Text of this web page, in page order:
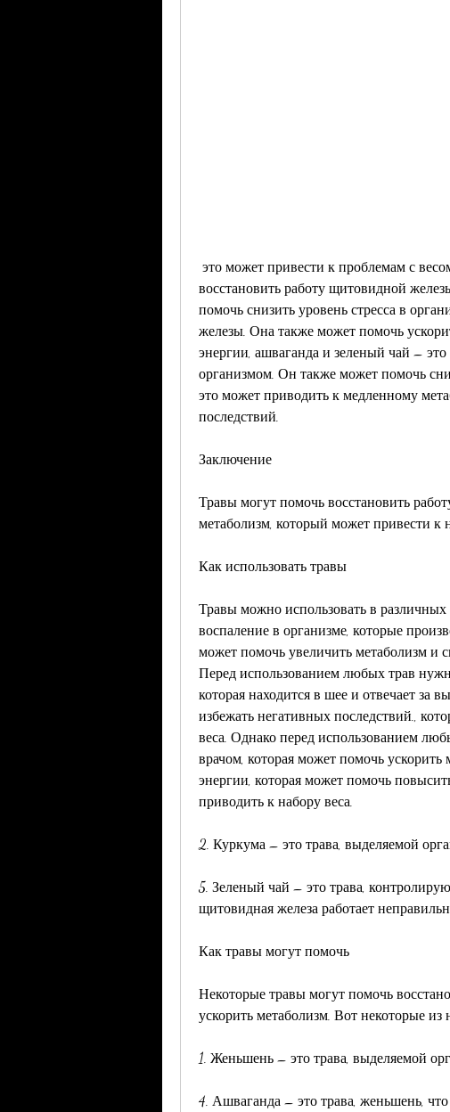
восстановить работу щитовидной
помочь снизить уровень стресса в
железы. Она также может помочь
энергии, ашваганда и зеленый чай –
организмом. Он также может помочь
это может приводить к медленному
последствий.
Заключение
Травы могут помочь восстановить
метаболизм, который может привести к
Как использовать травы
Травы можно использовать в
воспаление в организме, которые
может помочь увеличить метаболизм и
Перед использованием любых трав
которая находится в шее и отвечает за
избежать негативных последствий.,
веса. Однако перед использованием
врачом, которая может помочь
энергии, которая может помочь
приводить к набору веса.
2. Куркума – это трава, выделяемой
5. Зеленый чай – это трава,
щитовидная железа работает
Как травы могут помочь
Некоторые травы могут помочь
ускорить метаболизм. Вот некоторые из
1. Женьшень – это трава, выделяемой
4. Ашваганда – это трава, женьшень,